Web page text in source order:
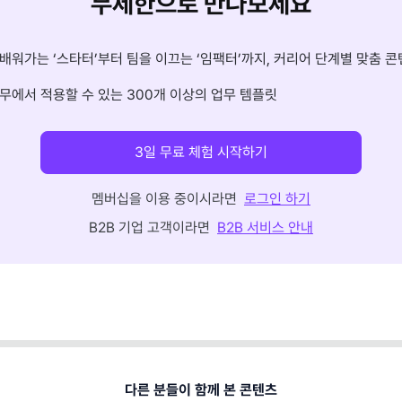
워가는 ‘스타터’부터 팀을 이끄는 ‘임팩터’까지, 커리어 단계별 맞춤 콘
에서 적용할 수 있는 300개 이상의 업무 템플릿
3일 무료 체험 시작하기
멤버십을 이용 중이시라면 로그인 하기
B2B 기업 고객이라면 B2B 서비스 안내
다른 분들이 함께 본 콘텐츠